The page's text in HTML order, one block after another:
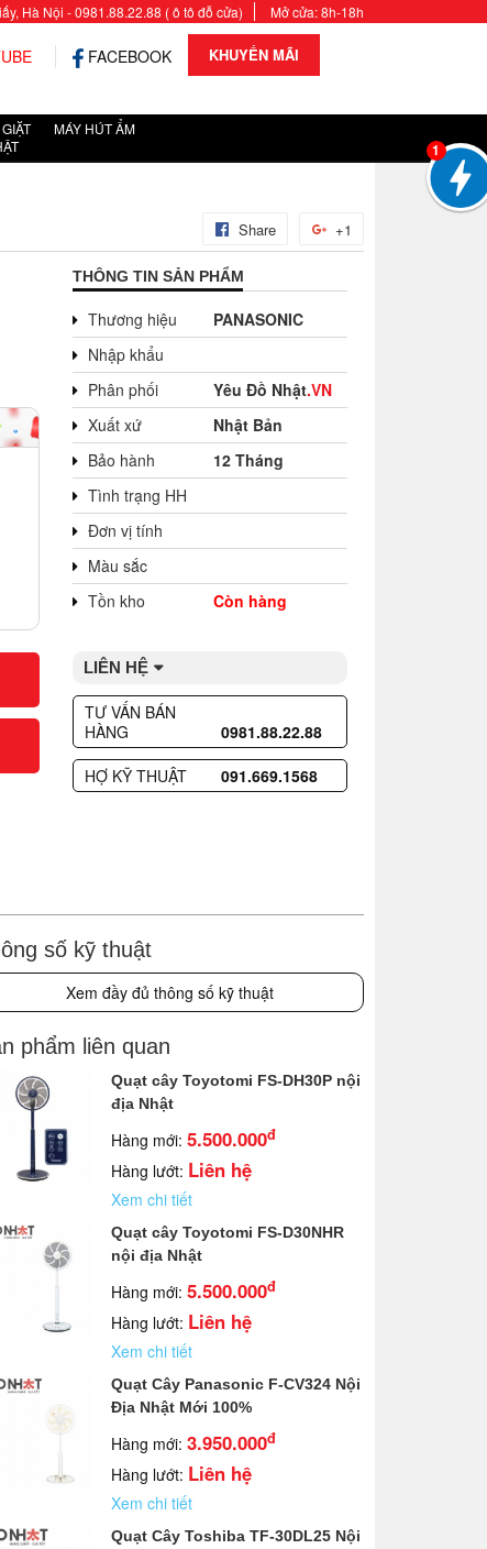
Hà Nội - 0981.88.22.88 ( ô tô đỗ cửa) Mở cửa: 8h-18h
FACEBOOK KHUYẾN MÃI
MÁY HÚT ẨM
+1
Share
THÔNG TIN SẢN PHẨM
Thương hiệu
PANASONIC
Nhập khẩu
Phân phối
Yêu Đồ Nhật.VN
Xuất xứ
Nhật Bản
Bảo hành
12 Tháng
Tình trạng HH
Đơn vị tính
Màu sắc
Tồn kho
Còn hàng
LIÊN HỆ
TƯ VẤN BÁN
HÀNG
0981.88.22.88
HỢ KỸ THUẬT
091.669.1568
số kỹ thuật
Xem đầy đủ thông số kỹ thuật
phẩm liên quan
Quạt cây Toyotomi FS-DH30P nội
địa Nhật
Hàng mới:5.500.000đ
Hàng lướt: Liên hệ
Xem chi tiết
Quạt cây Toyotomi FS-D30NHR
nội địa Nhật
Hàng mới:5.500.000đ
Hàng lướt: Liên hệ
Xem chi tiết
Quạt Cây Panasonic F-CV324 Nội
Địa Nhật Mới 100%
Hàng mới:3.950.000đ
Hàng lướt: Liên hệ
Xem chi tiết
Quạt Cây Toshiba TF-30DL25 Nội
1